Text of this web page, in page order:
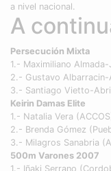
a nivel nacional.
A
Persecución Mixta
1.- Maximiliano
2.- Gustavo Albarracin-
3.- Santiago Vietto-
Keirin Damas Elite
1.- Natalia Vera
2.- Brenda Gómez
3.- Milagros Sanabria
500m Varones 2007
1.- Iñaki Serrano